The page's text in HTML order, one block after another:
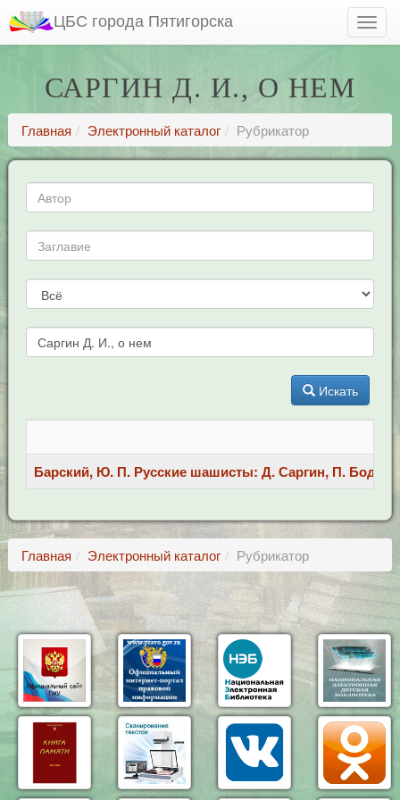
ЦБС города Пятигорска
САРГИН Д. И., О НЕМ
Главная Электронный каталог Рубрикатор
Искать
Барский, Ю. П. Русские шашисты: Д. Саргин, П.
Главная Электронный каталог Рубрикатор